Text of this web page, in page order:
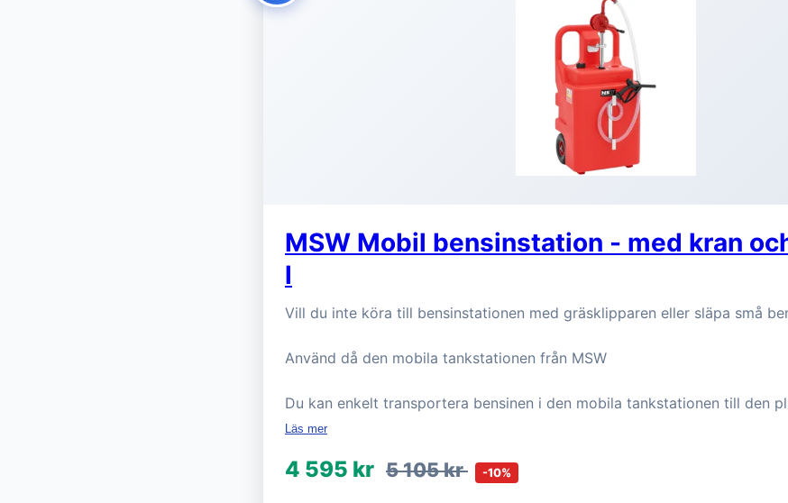
MSW Mobil bensinstation - med kran
l
Vill du inte köra till bensinstationen med gräsklipparen eller släpa små
Använd då den mobila tankstationen från MSW
Du kan enkelt transportera bensinen i den mobila tankstationen till den
Läs mer
4 595 kr 5 105 kr -10%